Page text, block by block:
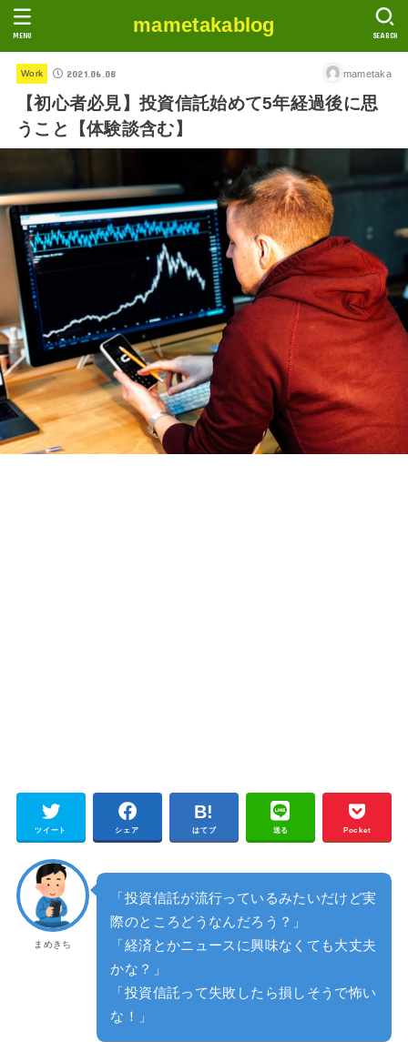
mametakablog SEARCH
MENU
Work 2021.06.08 mametaka
【初心者必見】投資信託始めて5年経過後に思
うこと【体験談含む】
ツイート シェア はてブ 送る Pocket
まめきち
「投資信託が流行っているみたいだけど実
際のところどうなんだろう？」
「経済とかニュースに興味なくても大丈夫
かな？」
「投資信託って失敗したら損しそうで怖い
な！」